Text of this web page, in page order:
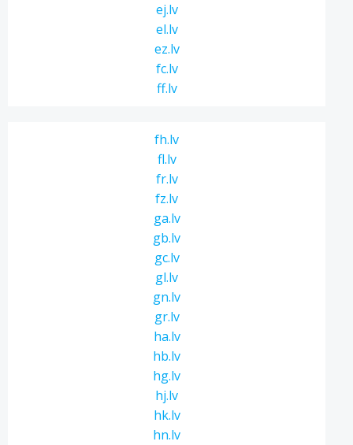
ej.lv
el.lv
ez.lv
fc.lv
ff.lv
fh.lv
fl.lv
fr.lv
fz.lv
ga.lv
gb.lv
gc.lv
gl.lv
gn.lv
gr.lv
ha.lv
hb.lv
hg.lv
hj.lv
hk.lv
hn.lv